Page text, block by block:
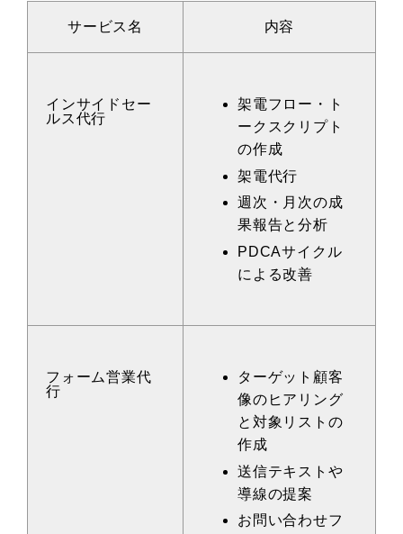
サービス名 内容
インサイドセー
ルス代行
架電フロー・ト
ークスクリプト
の作成
架電代行
週次・月次の成
果報告と分析
PDCAサイクル
による改善
フォーム営業代
行
ターゲット顧客
像のヒアリング
と対象リストの
作成
送信テキストや
導線の提案
お問い合わせフ